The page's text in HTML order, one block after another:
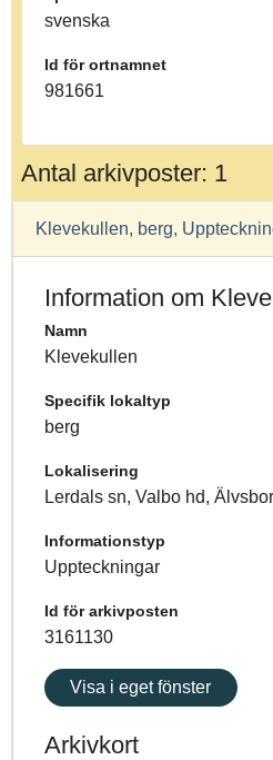
svenska
Id för ortnamnet
981661
Antal arkivposter: 1
Klevekullen, berg,
Information om
Namn
Klevekullen
Specifik lokaltyp
berg
Lokalisering
Lerdals sn, Valbo hd,
Informationstyp
Uppteckningar
Id för arkivposten
3161130
Visa i eget fönster
Arkivkort